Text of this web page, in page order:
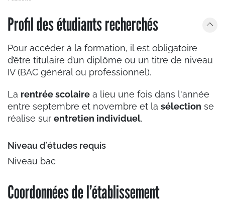
Profil des étudiants recherchés
Pour accéder à la formation, il est obligatoire
d’être titulaire d’un diplôme ou un titre de niveau
IV (BAC général ou professionnel).
La rentrée scolaire a lieu une fois dans l'année
entre septembre et novembre et la sélection se
réalise sur entretien individuel.
Niveau d’études requis
Niveau bac
Coordonnées de l’établissement